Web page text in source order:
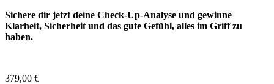
Sichere dir jetzt deine Check-Up-Analyse und gewinne
Klarheit, Sicherheit und das gute Gefühl, alles im Griff zu
haben.
379,00 €